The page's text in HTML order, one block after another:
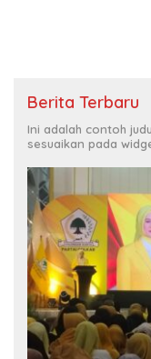
Berita Terbaru
Ini adalah contoh
sesuaikan pada